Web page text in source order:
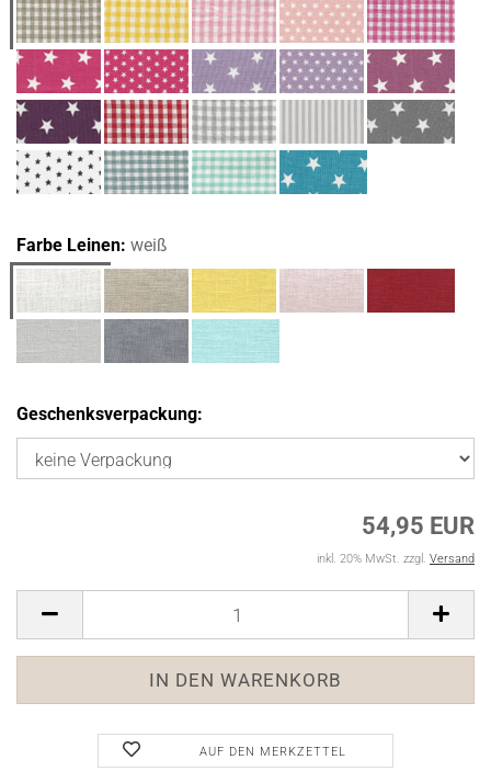
Farbe Leinen: weiß
Geschenksverpackung:
54,95 EUR
inkl. 20% MwSt. zzgl. Versand
AUF DEN MERKZETTEL